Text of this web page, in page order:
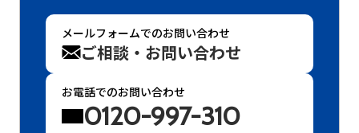
メールフォームでのお問い合わせ
ご相談・お問い合わせ
お電話でのお問い合わせ
0120-997-310